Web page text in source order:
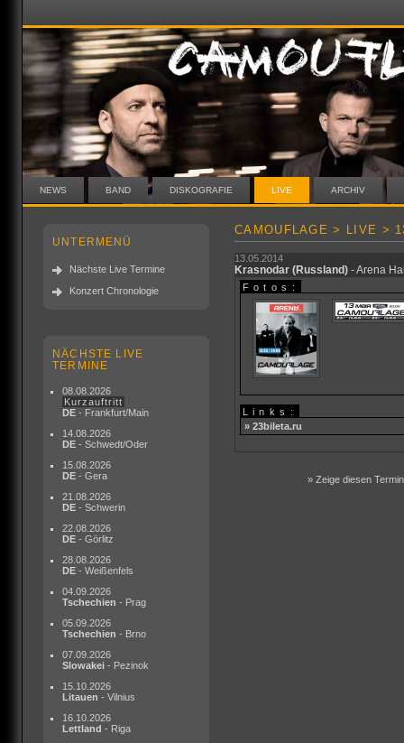
NEWS BAND DISKOGRAFIE LIVE ARCHIV
UNTERMENÜ
Nächste Live Termine
Konzert Chronologie
NÄCHSTE LIVE
TERMINE
08.08.2026
Kurzauftritt
DE - Frankfurt/Main
14.08.2026
DE - Schwedt/Oder
15.08.2026
DE - Gera
21.08.2026
DE - Schwerin
22.08.2026
DE - Görlitz
28.08.2026
DE - Weißenfels
04.09.2026
Tschechien - Prag
05.09.2026
Tschechien - Brno
07.09.2026
Slowakei - Pezinok
15.10.2026
Litauen - Vilnius
16.10.2026
Lettland - Riga
CAMOUFLAGE > LIVE >
13.05.2014
Krasnodar (Russland) - Arena
Fotos:
Links:
» 23bileta.ru
» Zeige diesen